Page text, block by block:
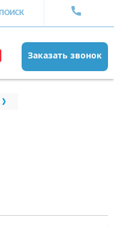
Заказать звонок